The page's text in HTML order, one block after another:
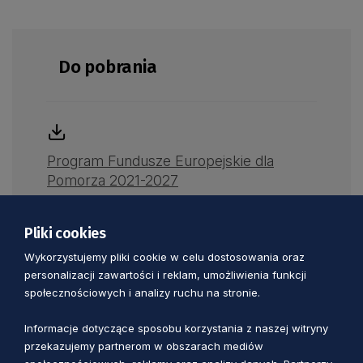
Do pobrania
Program Fundusze Europejskie dla
Pomorza 2021-2027
Pliki cookies
Wykorzystujemy pliki cookie w celu dostosowania oraz
personalizacji zawartości i reklam, umożliwienia funkcji
społecznościowych i analizy ruchu na stronie.
Informacje dotyczące sposobu korzystania z naszej witryny
przekazujemy partnerom w obszarach mediów